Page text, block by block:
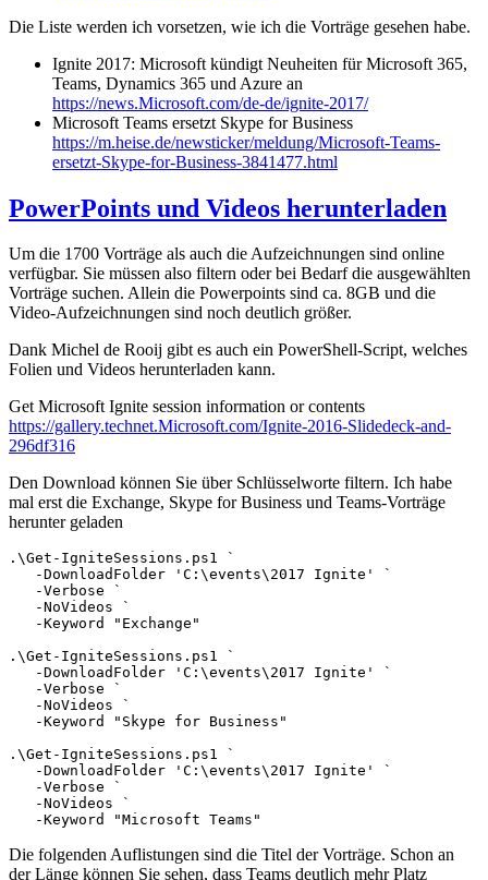
Die Liste werden ich vorsetzen, wie ich die Vorträge gesehen habe.
Ignite 2017: Microsoft kündigt Neuheiten für Microsoft 365,
Teams, Dynamics 365 und Azure an
https://news.Microsoft.com/de-de/ignite-2017/
Microsoft Teams ersetzt Skype for Business
https://m.heise.de/newsticker/meldung/Microsoft-Teams-
ersetzt-Skype-for-Business-3841477.html
PowerPoints und Videos herunterladen
Um die 1700 Vorträge als auch die Aufzeichnungen sind online
verfügbar. Sie müssen also filtern oder bei Bedarf die ausgewählten
Vorträge suchen. Allein die Powerpoints sind ca. 8GB und die
Video-Aufzeichnungen sind noch deutlich größer.
Dank Michel de Rooij gibt es auch ein PowerShell-Script, welches
Folien und Videos herunterladen kann.
Get Microsoft Ignite session information or contents
https://gallery.technet.Microsoft.com/Ignite-2016-Slidedeck-and-
296df316
Den Download können Sie über Schlüsselworte filtern. Ich habe
mal erst die Exchange, Skype for Business und Teams-Vorträge
herunter geladen
.\Get-IgniteSessions.ps1 `
   -DownloadFolder 'C:\events\2017 Ignite' `
   -Verbose `
   -NoVideos `
   -Keyword "Exchange"
.\Get-IgniteSessions.ps1 `
   -DownloadFolder 'C:\events\2017 Ignite' `
   -Verbose `
   -NoVideos `
   -Keyword "Skype for Business"
.\Get-IgniteSessions.ps1 `
   -DownloadFolder 'C:\events\2017 Ignite' `
   -Verbose `
   -NoVideos `
   -Keyword "Microsoft Teams"
Die folgenden Auflistungen sind die Titel der Vorträge. Schon an
der Länge können Sie sehen, dass Teams deutlich mehr Platz